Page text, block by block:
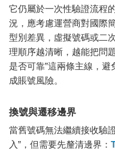
它仍屬於一次性驗證流程
況，應考慮運營商對國際
型別差異，虛擬號碼或二
理順序越清晰，越能把問
是否可靠”這兩條主線，
成賬號風險。
換號與遷移邊界
當舊號碼無法繼續接收驗
入”，但需要先釐清邊界：